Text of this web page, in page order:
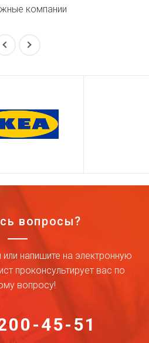
компании
вопросы?
напишите на электронную
проконсультирует вас по
вопросу!
45-51